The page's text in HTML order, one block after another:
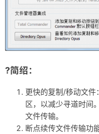
?简绍：
更快的复制/移动文
区，以减少寻道时间
文件传输。
断点续传文件传输功